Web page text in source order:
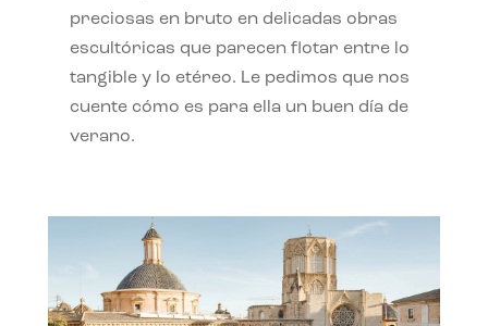
preciosas en bruto en delicadas obras
escultóricas que parecen flotar entre lo
tangible y lo etéreo. Le pedimos que nos
cuente cómo es para ella un buen día de
verano.